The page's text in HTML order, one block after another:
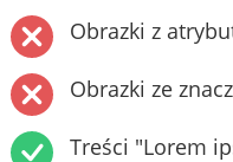
Obrazki z
Obrazki ze
Treści "Lorem